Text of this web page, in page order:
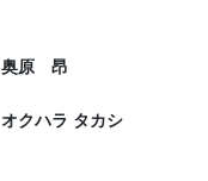
奥原 昂
オクハラ タカシ